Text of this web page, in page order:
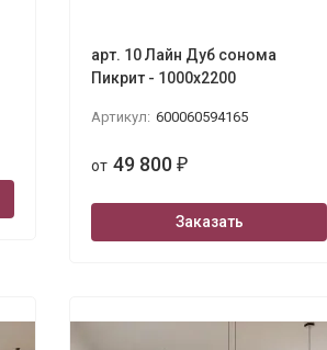
арт. 10 Лайн Дуб сонома
Пикрит - 1000х2200
Артикул: 600060594165
от 49 800 ₽
Заказать